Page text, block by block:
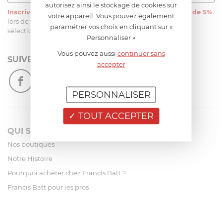
Inscrivez-vous à notre newsletter et recevez une remise de 5%
lors de votre première commande sur notre site sur une
sélection d’articles, hors soldes et promotions
SUIVEZ-NOUS
QUI SOMMES-NOUS?
Nos boutiques
Notre Histoire
Pourquoi acheter chez Francis Batt ?
Francis Batt pour les pros
autorisez ainsi le stockage de cookies sur
votre appareil. Vous pouvez également
paramétrer vos choix en cliquant sur «
Personnaliser »
Vous pouvez aussi continuer sans
accepter
TOUT ACCEPTER
PERSONNALISER